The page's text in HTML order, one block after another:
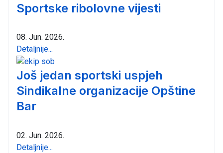
Sportske ribolovne vijesti
08. Jun. 2026.
Detaljnije...
Još jedan sportski uspjeh
Sindikalne organizacije Opštine
Bar
02. Jun. 2026.
Detaljnije...